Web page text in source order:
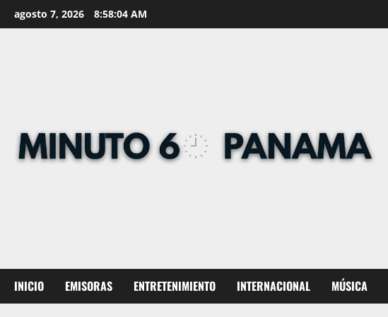
to
agosto 7, 2026 8:58:05 AM
INICIO EMISORAS ENTRETENIMIENTO INTERNACIONAL MÚSICA